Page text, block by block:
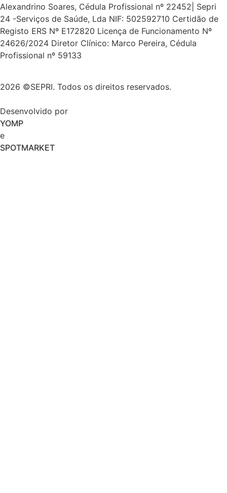
Alexandrino Soares, Cédula Profissional nº 22452| Sepri
24 -Serviços de Saúde, Lda NIF: 502592710 Certidão de
Registo ERS Nº E172820 Licença de Funcionamento Nº
24626/2024 Diretor Clínico: Marco Pereira, Cédula
Profissional nº 59133
2026 ©SEPRI. Todos os direitos reservados.
Desenvolvido por
YOMP
e
SPOTMARKET